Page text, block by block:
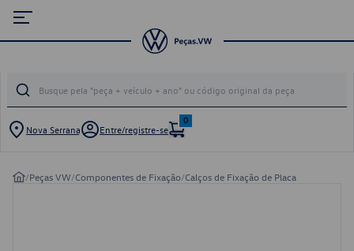
Nova Serrana Entre/registre-se
0
/Peças VW/Componentes de Fixação/Calços de Fixação de Placa